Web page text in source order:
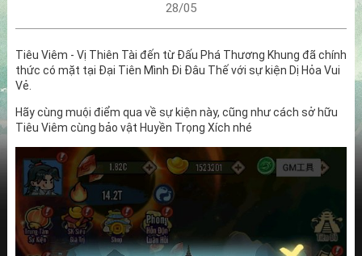
28/05
Tiêu Viêm - Vị Thiên Tài đến từ Đấu Phá Thương Khung đã chính
thức có mặt tại Đại Tiên Mình Đi Đâu Thế với sự kiện Dị Hỏa Vui
Vẻ.
Hãy cùng muội điểm qua về sự kiện này, cũng như cách sở hữu
Tiêu Viêm cùng bảo vật Huyền Trọng Xích nhé